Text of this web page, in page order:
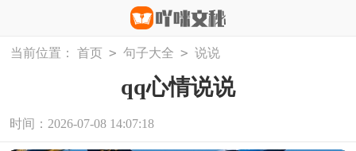
当前位置： 首页 > 句子大全 > 说说
qq心情说说
时间：2026-07-08 14:07:18